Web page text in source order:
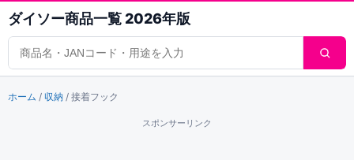
ダイソー商品一覧 2026年版
商品検索
ホーム / 収納 / 接着フック
スポンサーリンク